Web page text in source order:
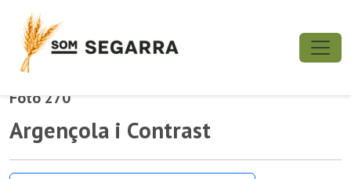
Foto 270
Argençola i Contrast